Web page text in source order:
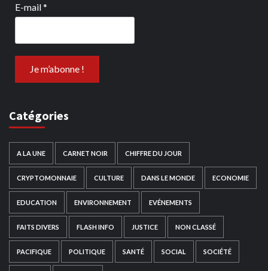
E-mail*
Catégories
A LA UNE CARNET NOIR CHIFFRE DU JOUR
CRYPTOMONNAIE CULTURE DANS LE MONDE ECONOMIE
EDUCATION ENVIRONNEMENT EVÉNEMENTS
FAITS DIVERS FLASH INFO JUSTICE NON CLASSÉ
PACIFIQUE POLITIQUE SANTÉ SOCIAL SOCIÉTÉ